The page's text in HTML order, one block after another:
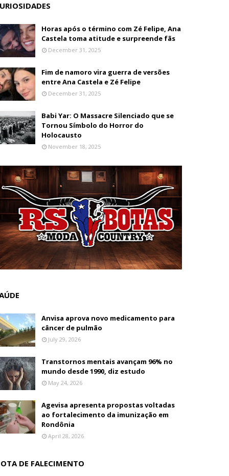
Horas após o término com Zé Felipe, Ana
Castela toma atitude e surpreende fãs
December 31, 2025
Fim de namoro vira guerra de versões
entre Ana Castela e Zé Felipe
December 31, 2025
Babi Yar: O Massacre Silenciado que se
Tornou Símbolo do Horror do
Holocausto
November 18, 2025
Anvisa aprova novo medicamento para
câncer de pulmão
July 29, 2026
Transtornos mentais avançam 96% no
mundo desde 1990, diz estudo
May 24, 2026
Agevisa apresenta propostas voltadas
ao fortalecimento da imunização em
Rondônia
April 28, 2026
DE FALECIMENTO